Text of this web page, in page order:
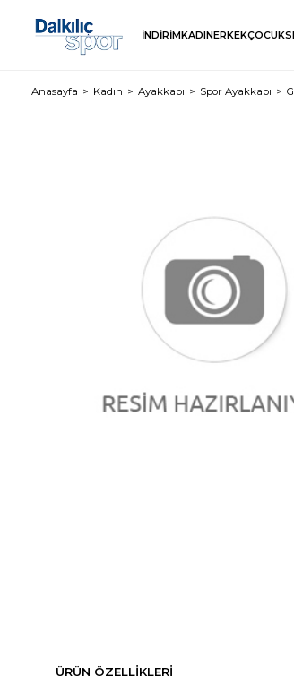
İNDİRİMKADINERKEKÇOCUK
Anasayfa Kadın Ayakkabı Spor Ayakkabı
ÜRÜN ÖZELLIKLERI